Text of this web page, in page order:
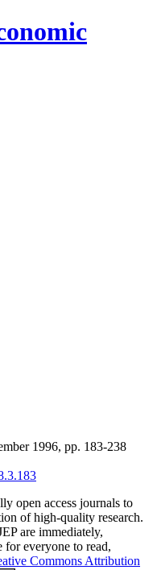
1996, pp. 183-238
open access journals to
of high-quality research.
are immediately,
for everyone to read,
Commons Attribution